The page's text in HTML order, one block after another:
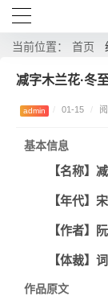
当前位置： 首页
减字木兰花·冬
admin / 01-15 /
基本信息
【名称】
【年代】
【作者】
【体裁】 词
作品原文